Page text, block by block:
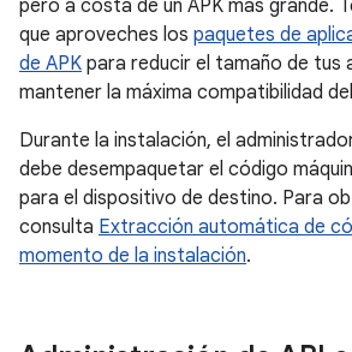
pero a costa de un APK más grande.
que aproveches los paquetes de
de APK para reducir el tamaño de tus
mantener la máxima compatibilidad
Durante la instalación, el
debe desempaquetar el código
para el dispositivo de destino. Para
consulta Extracción automática de
momento de la instalación.